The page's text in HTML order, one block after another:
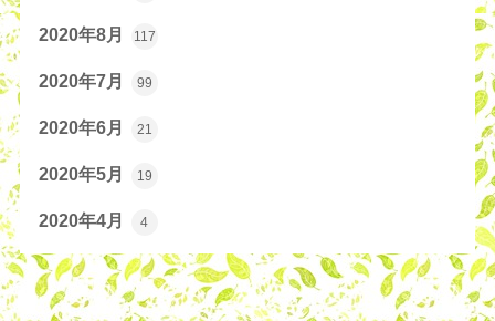
2020年8月 117
2020年7月 99
2020年6月 21
2020年5月 19
2020年4月 4